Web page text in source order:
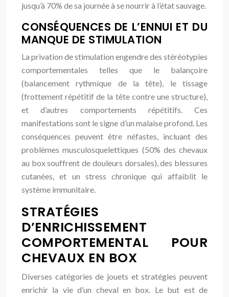
jusqu’à 70% de sa journée à se nourrir à l’état sauvage.
CONSÉQUENCES DE L’ENNUI ET DU
MANQUE DE STIMULATION
La privation de stimulation engendre des stéréotypies
comportementales telles que le balançoire
(balancement rythmique de la tête), le tissage
(frottement répétitif de la tête contre une structure),
et d’autres comportements répétitifs. Ces
manifestations sont le signe d’un malaise profond. Les
conséquences peuvent être néfastes, incluant des
problèmes musculosquelettiques (50% des chevaux
au box souffrent de douleurs dorsales), des blessures
cutanées, et un stress chronique qui affaiblit le
système immunitaire.
STRATÉGIES
D’ENRICHISSEMENT
COMPORTEMENTAL POUR
CHEVAUX EN BOX
Diverses catégories de jouets et stratégies peuvent
enrichir la vie d’un cheval en box. Le but est de